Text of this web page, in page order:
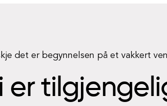
det er begynnelsen på et vakkert
er